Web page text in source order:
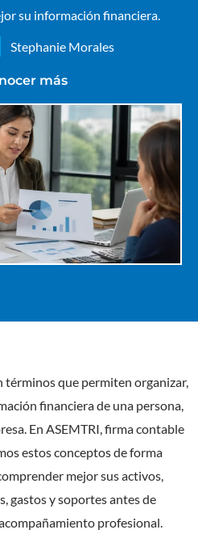
su información financiera.
Stephanie Morales
más
términos que permiten organizar,
financiera de una persona,
En ASEMTRI, firma contable
estos conceptos de forma
mejor sus activos,
gastos y soportes antes de
profesional.